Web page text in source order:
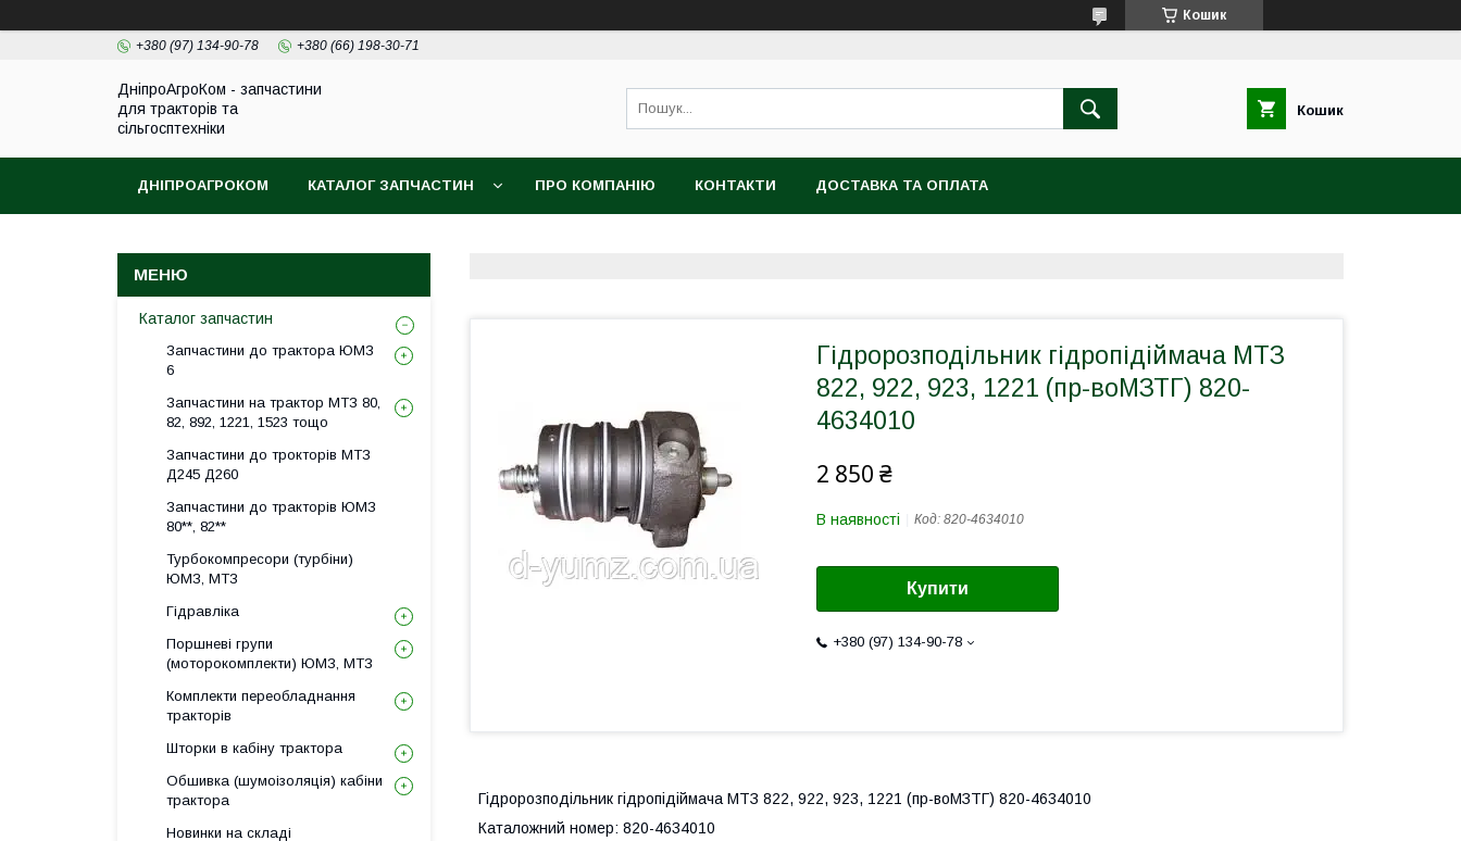
Кошик
+380 (97) 134-90-78 +380 (66) 198-30-71
ДніпроАгроКом - запчастини
для тракторів та
сільгосптехніки
Кошик
ДНІПРОАГРОКОМ КАТАЛОГ ЗАПЧАСТИН ПРО КОМПАНІЮ КОНТАКТИ ДОСТАВКА ТА ОПЛАТА
Гідророзподільник гідропідіймача МТЗ
822, 922, 923, 1221 (пр-воМЗТГ) 820-
4634010
2 850 ₴
В наявності Код: 820-4634010
Купити
+380 (97) 134-90-78
Гідророзподільник гідропідіймача МТЗ 822, 922, 923, 1221 (пр-воМЗТГ) 820-4634010
Каталожний номер: 820-4634010
Каталог запчастин
Запчастини до трактора ЮМЗ
6
Запчастини на трактор МТЗ 80,
82, 892, 1221, 1523 тощо
Запчастини до трокторів МТЗ
Д245 Д260
Запчастини до тракторів ЮМЗ
80**, 82**
Турбокомпресори (турбіни)
ЮМЗ, МТЗ
Гідравліка
Поршневі групи
(моторокомплекти) ЮМЗ, МТЗ
Комплекти переобладнання
тракторів
Шторки в кабіну трактора
Обшивка (шумоізоляція) кабіни
трактора
Новинки на складі